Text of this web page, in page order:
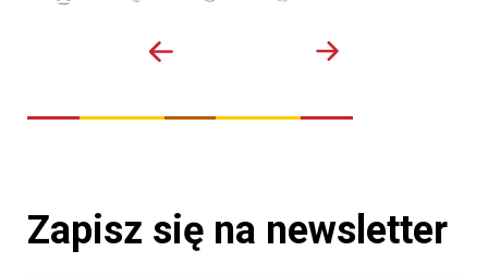
Zapisz się na newsletter